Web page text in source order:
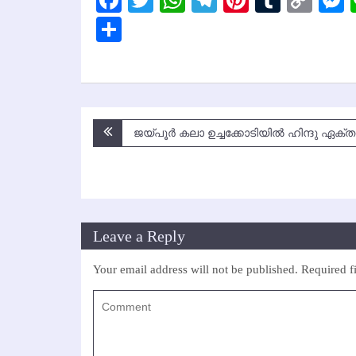
Post
ജയ്പൂര്‍ കലാ ഉച്ചക്കോടിയില്‍ ഹിന്ദു
Leave a Reply
Your email address will not be published. Required